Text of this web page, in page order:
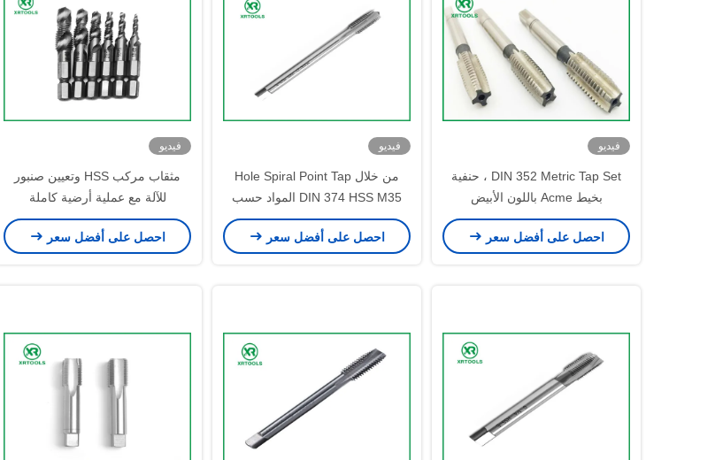
فيديو
DIN 352 Metric Tap Set ، حنفية
بخيط Acme باللون الأبيض
احصل على أفضل سعر
فيديو
من خلال Hole Spiral Point Tap
DIN 374 HSS M35 المواد حسب
الطلب الحجم
احصل على أفضل سعر
فيديو
مثقاب مركب HSS وتعيين صنبور
للآلة مع عملية أرضية كاملة
احصل على أفضل سعر